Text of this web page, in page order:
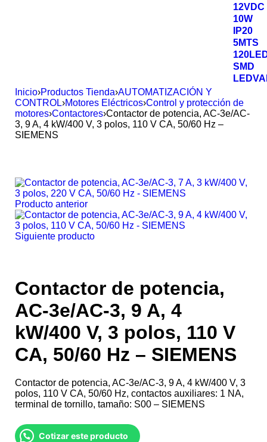
Inicio›Productos Tienda›AUTOMATIZACIÓN Y
CONTROL›Motores Eléctricos›Control y protección de
motores›Contactores›Contactor de potencia, AC-3e/AC-
3, 9 A, 4 kW/400 V, 3 polos, 110 V CA, 50/60 Hz –
SIEMENS
Producto anterior
Siguiente producto
Contactor de potencia,
AC-3e/AC-3, 9 A, 4
kW/400 V, 3 polos, 110 V
CA, 50/60 Hz – SIEMENS
Contactor de potencia, AC-3e/AC-3, 9 A, 4 kW/400 V, 3
polos, 110 V CA, 50/60 Hz, contactos auxiliares: 1 NA,
terminal de tornillo, tamaño: S00 – SIEMENS
Cotizar este producto